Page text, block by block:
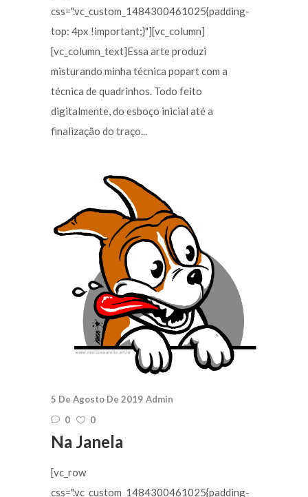
css=".vc_custom_1484300461025{padding-
top: 4px !important;}"][vc_column]
[vc_column_text]Essa arte produzi
misturando minha técnica popart com a
técnica de quadrinhos. Todo feito
digitalmente, do esboço inicial até a
finalização do traço...
5 De Agosto De 2019 Admin
0
0
Na Janela
[vc_row
css=".vc_custom_1484300461025{padding-